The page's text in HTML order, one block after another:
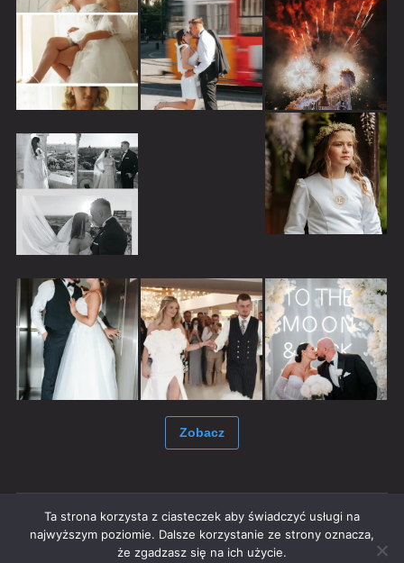
Zobacz
Copyright © 2021 — You and Me - fotografia i film
Ta strona korzysta z ciasteczek aby świadczyć usługi na
najwyższym poziomie. Dalsze korzystanie ze strony oznacza,
że zgadzasz się na ich użycie.